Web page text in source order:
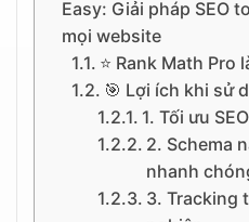
Easy: Giải pháp SEO
mọi website
⭐ Rank Math Pro
🎯 Lợi ích khi sử
1. Tối ưu
2. Schema
nhanh
3. Tracking